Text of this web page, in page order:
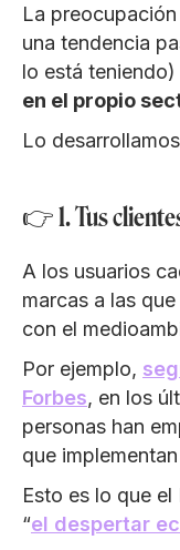
La
una tendencia
lo está teniendo)
en el propio
Lo
👉 1. Tus
A los usuarios
marcas a las
con el
Por ejemplo,
Forbes, en los
personas han
que
Esto es lo que
“el despertar